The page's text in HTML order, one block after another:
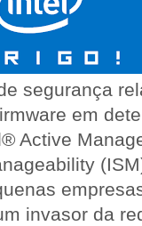
segurança
em
Active
invasor da